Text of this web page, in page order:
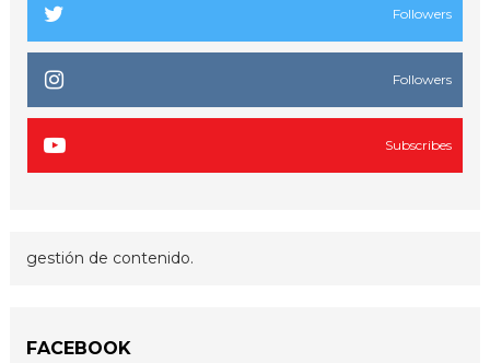
Followers
Followers
Subscribes
gestión de contenido.
FACEBOOK